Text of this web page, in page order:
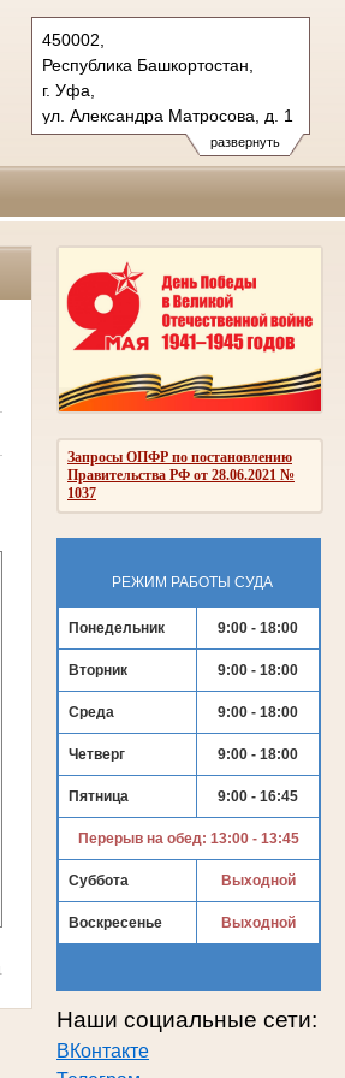
развернуть
450002,
Республика Башкортостан,
г. Уфа,
ул. Александра Матросова, д. 1
Тел.: (347) 276-58-79 (т/ф.)
kirovsky.bkr@sudrf.ru
Запросы ОПФР по постановлению
Правительства РФ от 28.06.2021 №
1037
РЕЖИМ РАБОТЫ СУДА
Понедельник 9:00 - 18:00
Вторник 9:00 - 18:00
Среда 9:00 - 18:00
Четверг 9:00 - 18:00
Пятница 9:00 - 16:45
Перерыв на обед: 13:00 - 13:45
Суббота Выходной
Воскресенье Выходной
Наши социальные сети:
ВКонтакте